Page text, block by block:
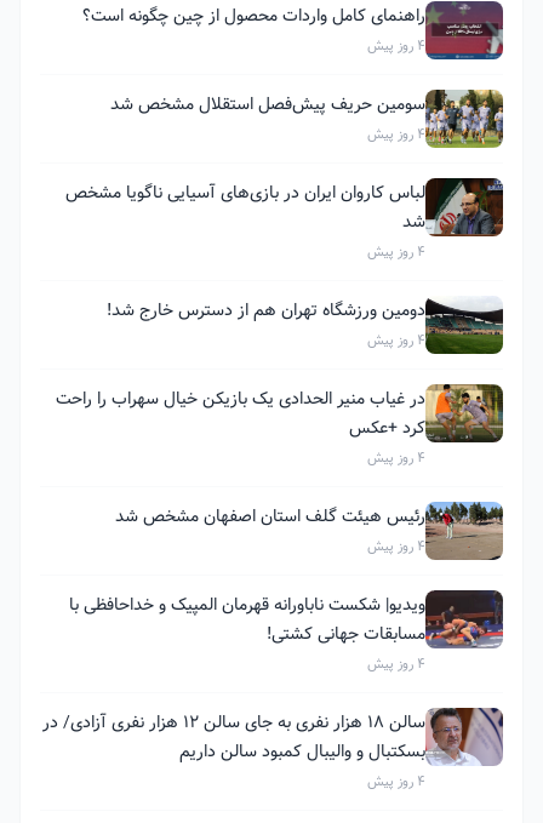
راهنمای کامل واردات محصول از چین چگونه است؟
4 روز پیش
سومین حریف پیش‌فصل استقلال مشخص شد
4 روز پیش
لباس کاروان ایران در بازی‌های آسیایی ناگویا مشخص
شد
4 روز پیش
دومین ورزشگاه تهران هم از دسترس خارج شد!
4 روز پیش
در غیاب منیر الحدادی یک بازیکن خیال سهراب را راحت
کرد +عکس
4 روز پیش
رئیس هیئت گلف استان اصفهان مشخص شد
4 روز پیش
ویدیو| شکست ناباورانه قهرمان المپیک و خداحافظی با
مسابقات جهانی کشتی!
4 روز پیش
سالن ۱۸ هزار نفری به جای سالن ۱۲ هزار نفری آزادی/ در
بسکتبال و والیبال کمبود سالن داریم
4 روز پیش